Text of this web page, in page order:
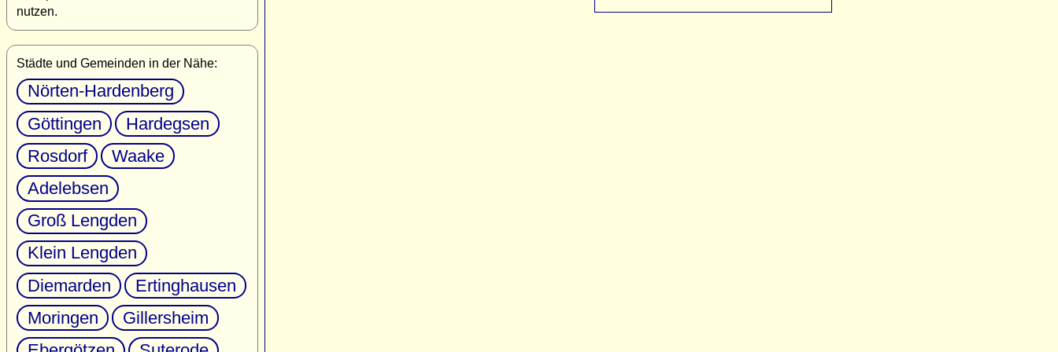
nutzen.
Städte und Gemeinden in der Nähe:
Nörten-Hardenberg
Göttingen
Hardegsen
Rosdorf
Waake
Adelebsen
Groß Lengden
Klein Lengden
Diemarden
Ertinghausen
Moringen
Gillersheim